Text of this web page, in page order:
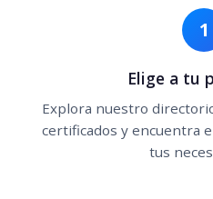
1
Elige a tu
Explora nuestro
certificados y encuentra
tus